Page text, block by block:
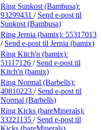
Ring Sunkost (Bambusa):
93299431 / Send e-post til
Sunkost (Bambusa)
Ring Jernia (bamix): 55317013
/ Send e-post til Jernia (bamix)
Ring Kitch'n (bamix):
51117126 / Send e-post til
Kitch'n (bamix)
Ring Normal (Barbells):
40810223 / Send e-post til
Normal (Barbells)
Ring Kicks (bareMinerals):
33221135 / Send e-post til
Kicks (bareMinerals)